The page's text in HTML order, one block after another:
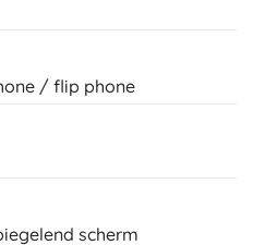
/ flip phone
scherm